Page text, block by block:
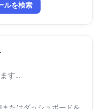
ルを検索
す…